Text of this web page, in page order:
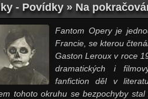
- Povídky » Na
Fantom Opery je
Francie, se kterou
Gaston Leroux v roce
dramatických i
fanfiction děl v
tohoto okruhu se bezpochyby